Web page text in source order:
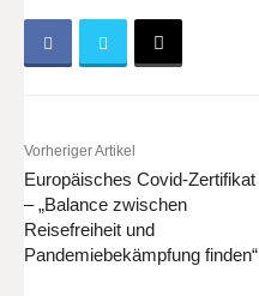
Vorheriger Artikel
Europäisches Covid-Zertifikat
– „Balance zwischen
Reisefreiheit und
Pandemiebekämpfung finden“